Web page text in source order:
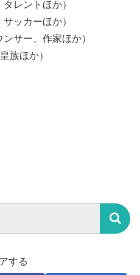
タレントほか）
サッカーほか）
ンサー、作家ほか）
族ほか）
する